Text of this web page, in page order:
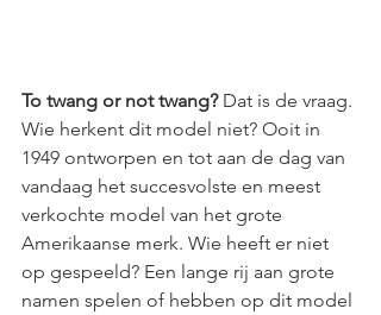
To twang or not twang? Dat is de vraag.
Wie herkent dit model niet? Ooit in
1949 ontworpen en tot aan de dag van
vandaag het succesvolste en meest
verkochte model van het grote
Amerikaanse merk. Wie heeft er niet
op gespeeld? Een lange rij aan grote
namen spelen of hebben op dit model